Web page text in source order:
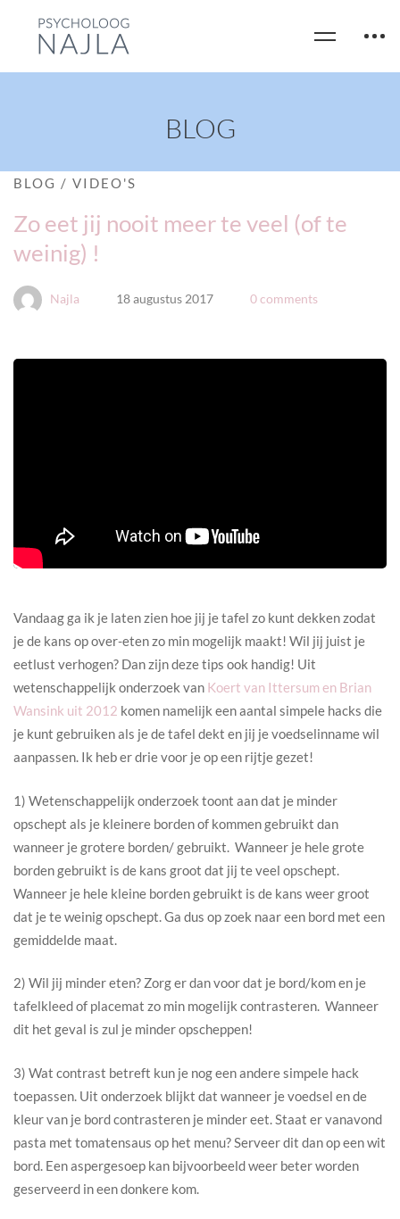
BLOG
BLOG / VIDEO'S
Zo eet jij nooit meer te veel (of te
weinig) !
Najla 18 augustus 2017 0 comments
Vandaag ga ik je laten zien hoe jij je tafel zo kunt dekken zodat
je de kans op over-eten zo min mogelijk maakt! Wil jij juist je
eetlust verhogen? Dan zijn deze tips ook handig! Uit
wetenschappelijk onderzoek van Koert van Ittersum en Brian
Wansink uit 2012 komen namelijk een aantal simpele hacks die
je kunt gebruiken als je de tafel dekt en jij je voedselinname wil
aanpassen. Ik heb er drie voor je op een rijtje gezet!
1) Wetenschappelijk onderzoek toont aan dat je minder
opschept als je kleinere borden of kommen gebruikt dan
wanneer je grotere borden/ gebruikt. Wanneer je hele grote
borden gebruikt is de kans groot dat jij te veel opschept.
Wanneer je hele kleine borden gebruikt is de kans weer groot
dat je te weinig opschept. Ga dus op zoek naar een bord met een
gemiddelde maat.
2) Wil jij minder eten? Zorg er dan voor dat je bord/kom en je
tafelkleed of placemat zo min mogelijk contrasteren. Wanneer
dit het geval is zul je minder opscheppen!
3) Wat contrast betreft kun je nog een andere simpele hack
toepassen. Uit onderzoek blijkt dat wanneer je voedsel en de
kleur van je bord contrasteren je minder eet. Staat er vanavond
pasta met tomatensaus op het menu? Serveer dit dan op een wit
bord. Een aspergesoep kan bijvoorbeeld weer beter worden
geserveerd in een donkere kom.